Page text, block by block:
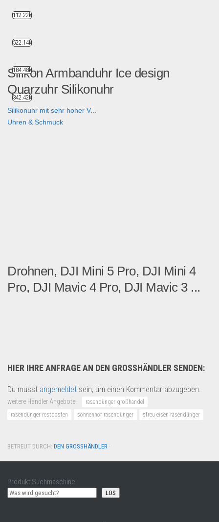
Silikon Armbanduhr Ice design
Quarzuhr Silikonuhr
Silikonuhr mit sehr hoher V...
Uhren & Schmuck
Drohnen, DJI Mini 5 Pro, DJI Mini 4
Pro, DJI Mavic 4 Pro, DJI Mavic 3 ...
HIER IHRE ANFRAGE AN DEN GROSSHÄNDLER SENDEN:
Du musst angemeldet sein, um einen Kommentar abzugeben.
weitere Händler Angebote:
rasendünger großhandel
rasendünger restposten
sonnenhof rasendünger streu eisen rasendünger
BETREUT DURCH: DEN GROSSHÄNDLER ·
Produkt Suchmaschine
LOS
112.22k
522.14k
184.48k
342.42k